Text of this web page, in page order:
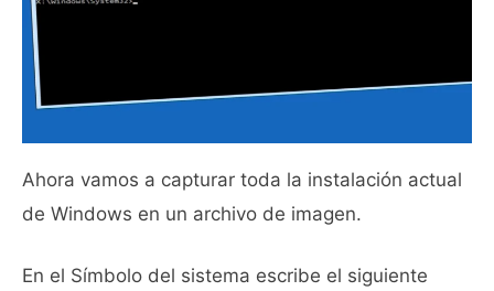
Ahora vamos a capturar toda la instalación actual
de Windows en un archivo de imagen.
En el Símbolo del sistema escribe el siguiente